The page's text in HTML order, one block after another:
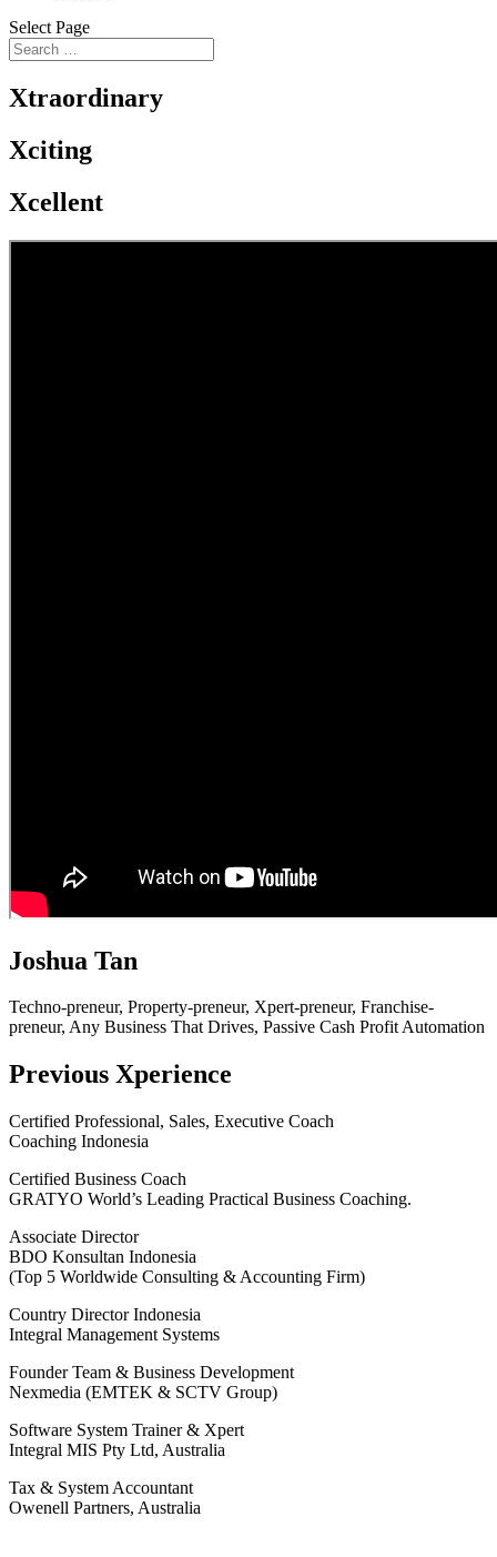
Select Page
Xtraordinary
Xciting
Xcellent
Joshua Tan
Techno-preneur, Property-preneur, Xpert-preneur, Franchise-
preneur, Any Business That Drives, Passive Cash Profit Automation
Previous Xperience
Certified Professional, Sales, Executive Coach
Coaching Indonesia
Certified Business Coach
GRATYO World’s Leading Practical Business Coaching.
Associate Director
BDO Konsultan Indonesia
(Top 5 Worldwide Consulting & Accounting Firm)
Country Director Indonesia
Integral Management Systems
Founder Team & Business Development
Nexmedia (EMTEK & SCTV Group)
Software System Trainer & Xpert
Integral MIS Pty Ltd, Australia
Tax & System Accountant
Owenell Partners, Australia